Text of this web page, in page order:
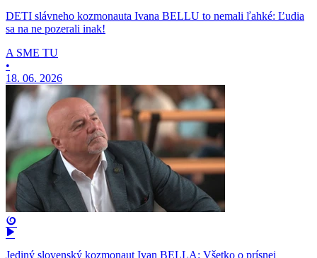
DETI slávneho kozmonauta Ivana BELLU to nemali ľahké: Ľudia
sa na ne pozerali inak!
A SME TU
•
18. 06. 2026
Jediný slovenský kozmonaut Ivan BELLA: Všetko o prísnej